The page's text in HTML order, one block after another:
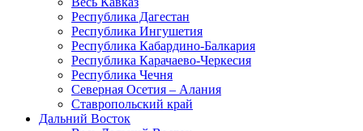
Республика Дагестан
Республика Ингушетия
Республика Кабардино-Балкария
Республика Карачаево-Черкесия
Республика Чечня
Северная Осетия – Алания
Ставропольский край
Дальний Восток